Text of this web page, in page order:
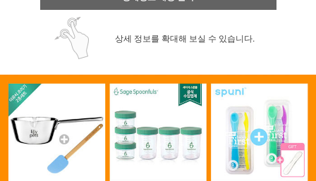
상세 정보를 확대해 보실 수 있습니다.